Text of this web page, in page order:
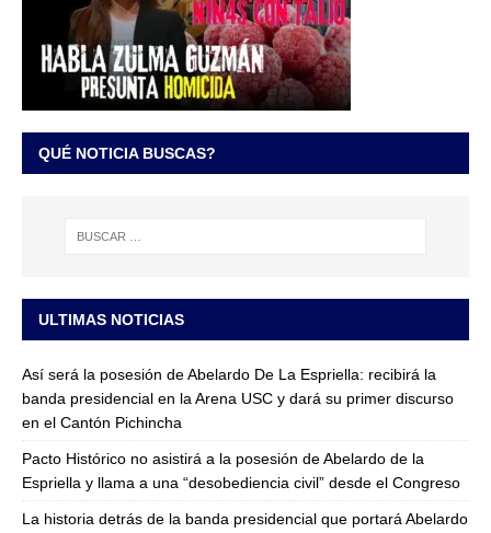
QUÉ NOTICIA BUSCAS?
ULTIMAS NOTICIAS
Así será la posesión de Abelardo De La Espriella: recibirá la
banda presidencial en la Arena USC y dará su primer discurso
en el Cantón Pichincha
Pacto Histórico no asistirá a la posesión de Abelardo de la
Espriella y llama a una “desobediencia civil” desde el Congreso
La historia detrás de la banda presidencial que portará Abelardo